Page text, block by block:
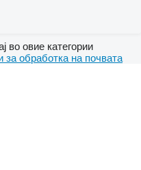
во овие категории
обработка на почвата